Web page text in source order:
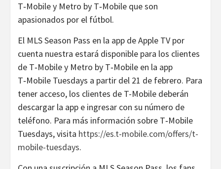
T‑Mobile y Metro by T‑Mobile que son
apasionados por el fútbol.
El MLS Season Pass en la app de Apple TV por
cuenta nuestra estará disponible para los clientes
de T‑Mobile y Metro by T‑Mobile en la app
T‑Mobile Tuesdays a partir del 21 de febrero. Para
tener acceso, los clientes de T-Mobile deberán
descargar la app e ingresar con su número de
teléfono. Para más información sobre T‑Mobile
Tuesdays, visita https://es.t-mobile.com/offers/t-
mobile-tuesdays.